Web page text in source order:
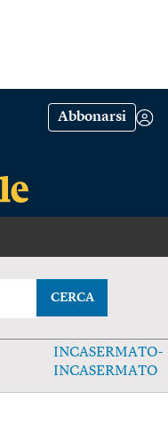
Abbonarsi
CERCA
INCASERMATO-
INCASERMATO